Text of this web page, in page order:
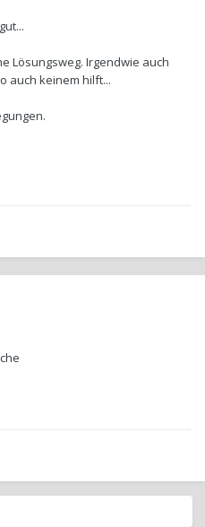
Lösungsweg. Irgendwie auch
auch keinem hilft...